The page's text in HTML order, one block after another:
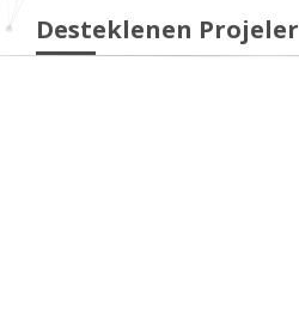
Desteklenen Projeler